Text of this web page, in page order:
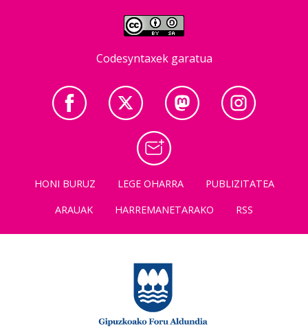
Codesyntaxek garatua
HONI BURUZ LEGE OHARRA
PUBLIZITATEA
ARAUAK
HARREMANETARAKO RSS